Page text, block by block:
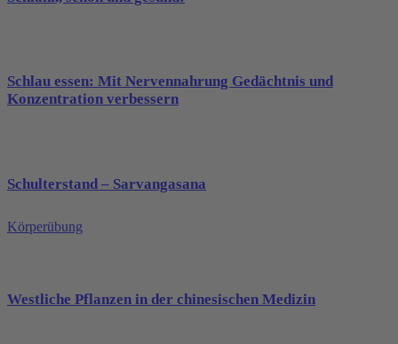
Schlau essen: Mit Nervennahrung Gedächtnis und
Konzentration verbessern
Schulterstand – Sarvangasana
Körperübung
Westliche Pflanzen in der chinesischen Medizin